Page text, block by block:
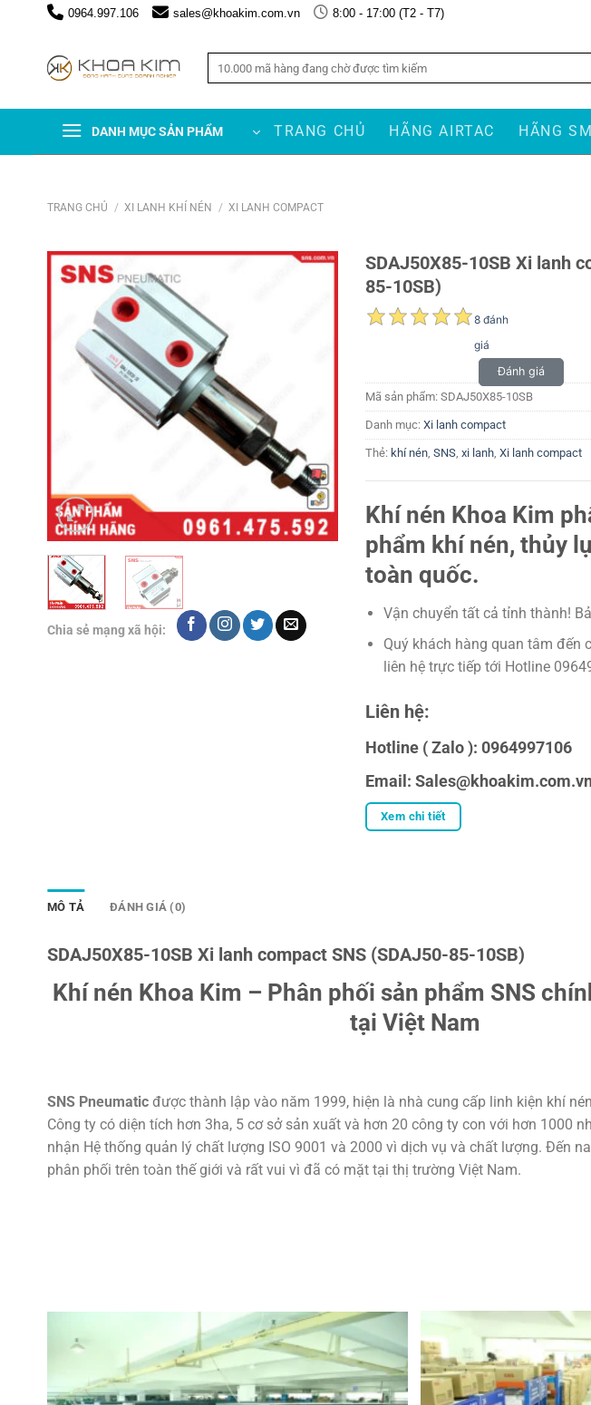
0964.997.106 sales@khoakim.com.vn 8:00 - 17:00 (T2 - T7)
DANH MỤC SẢN PHẨM TRANG CHỦ HÃNG AIRTAC HÃNG
TRANG CHỦ / XI LANH KHÍ NÉN / XI LANH COMPACT
Chia sẻ mạng xã hội:
SDAJ50X85-10SB Xi lanh
85-10SB)
8 đánh
giá
Đánh giá
Mã sản phẩm: SDAJ50X85-10SB
Danh mục: Xi lanh compact
Thẻ: khí nén, SNS, xi lanh, Xi lanh compact
Khí nén Khoa Kim
phẩm khí nén, thủy
toàn quốc.
Vận chuyển tất cả tỉnh thành!
Quý khách hàng quan tâm đến
liên hệ trực tiếp tới Hotline
Liên hệ:
Hotline ( Zalo ): 0964997106
Email:
Xem chi tiết
MÔ TẢ ĐÁNH GIÁ (0)
SDAJ50X85-10SB Xi lanh compact SNS (SDAJ50-85-10SB)
Khí nén Khoa Kim – Phân phối sản phẩm SNS
tại Việt Nam
SNS Pneumatic được thành lập vào năm 1999, hiện là nhà cung cấp linh kiện khí
Công ty có diện tích hơn 3ha, 5 cơ sở sản xuất và hơn 20 công ty con với hơn 1000
nhận Hệ thống quản lý chất lượng ISO 9001 và 2000 vì dịch vụ và chất lượng. Đến
phân phối trên toàn thế giới và rất vui vì đã có mặt tại thị trường Việt Nam.